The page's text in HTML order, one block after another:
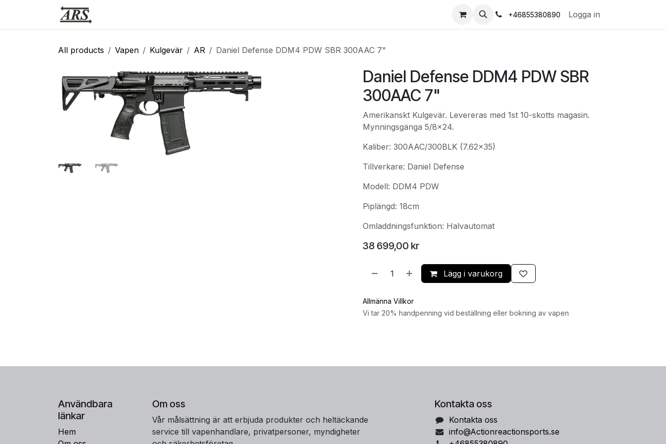
Hoppa till innehåll
+46855380890 Logga in
All products Vapen Kulgevär AR Daniel Defense DDM4 PDW SBR 300AAC 7"
Daniel Defense DDM4 PDW SBR
300AAC 7"
Amerikanskt Kulgevär. Levereras med 1st 10-skotts magasin.
Mynningsgänga 5/8x24.
Kaliber: 300AAC/300BLK (7.62x35)
Tillverkare: Daniel Defense
Modell: DDM4 PDW
Piplängd: 18cm
Omladdningsfunktion: Halvautomat
38 699,00 kr
Lägg i varukorg
Allmänna Villkor
Vi tar 20% handpenning vid beställning eller bokning av vapen
Användbara
länkar
Hem
Om oss
Vår målsättning är att erbjuda produkter och heltäckande
service till vapenhandlare, privatpersoner, myndigheter
Kontakta oss
Kontakta oss
info@Actionreactionsports.se